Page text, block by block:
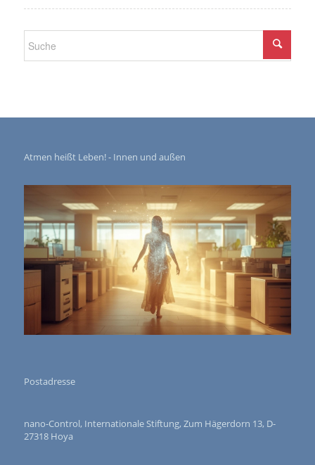
Atmen heißt Leben! - Innen und außen
Postadresse
nano-Control, Internationale Stiftung, Zum Hägerdorn 13, D-
27318 Hoya